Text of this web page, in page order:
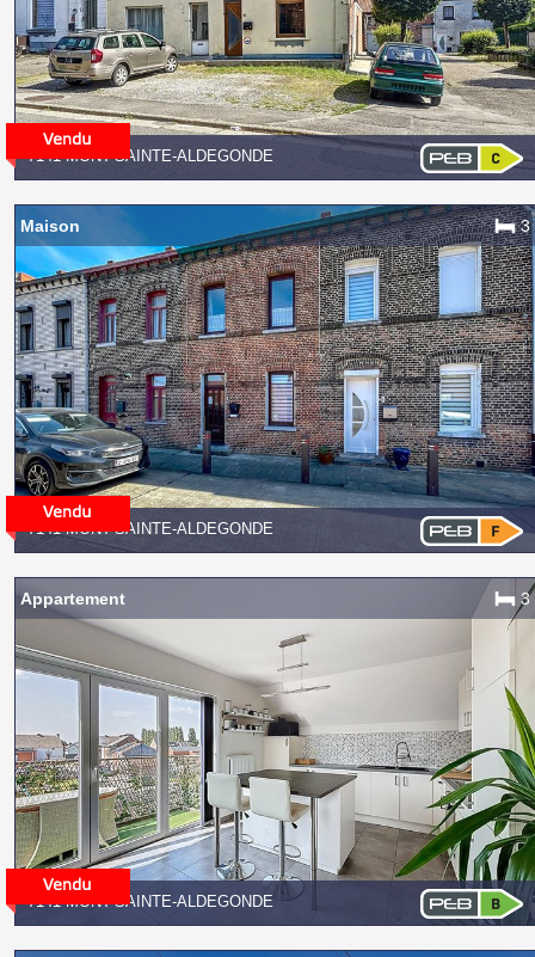
7141 MONT-SAINTE-ALDEGONDE
7141 MONT-SAINTE-ALDEGONDE
Maison 3
7141 MONT-SAINTE-ALDEGONDE
Appartement 3